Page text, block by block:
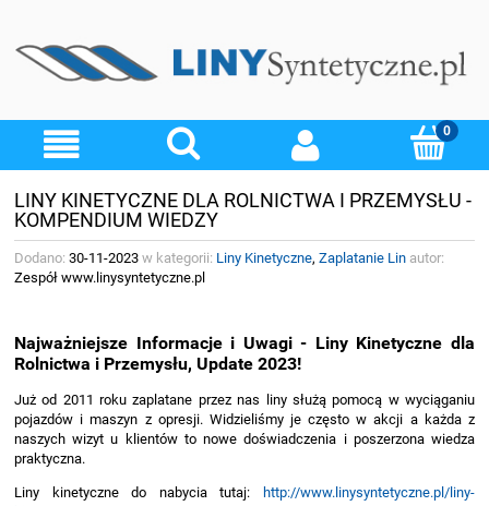
LINY KINETYCZNE DLA ROLNICTWA I PRZEMYSŁU -
KOMPENDIUM WIEDZY
Dodano: 30-11-2023 w kategorii: Liny Kinetyczne, Zaplatanie Lin autor:
Zespół www.linysyntetyczne.pl
Najważniejsze Informacje i Uwagi - Liny Kinetyczne dla
Rolnictwa i Przemysłu, Update 2023!
Już od 2011 roku zaplatane przez nas liny służą pomocą w wyciąganiu
pojazdów i maszyn z opresji. Widzieliśmy je często w akcji a każda z
naszych wizyt u klientów to nowe doświadczenia i poszerzona wiedza
praktyczna.
Liny kinetyczne do nabycia tutaj:
http://www.linysyntetyczne.pl/liny-